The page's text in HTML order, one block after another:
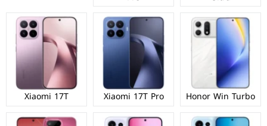
Honor Win Turbo
Xiaomi 17T Pro
Xiaomi 17T